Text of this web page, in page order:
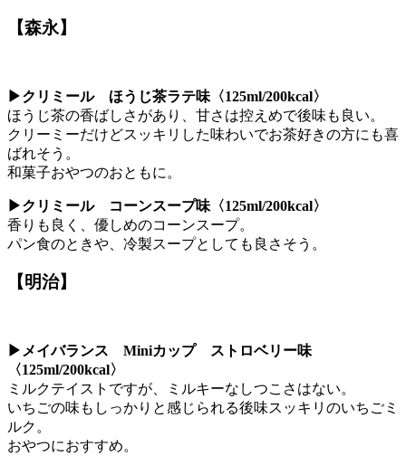
【森永】
▶クリミール ほうじ茶ラテ味〈125ml/200kcal〉
ほうじ茶の香ばしさがあり、甘さは控えめで後味も良い。
クリーミーだけどスッキリした味わいでお茶好きの方にも喜
ばれそう。
和菓子おやつのおともに。
▶クリミール コーンスープ味〈125ml/200kcal〉
香りも良く、優しめのコーンスープ。
パン食のときや、冷製スープとしても良さそう。
【明治】
▶メイバランス Miniカップ ストロベリー味
〈125ml/200kcal〉
ミルクテイストですが、ミルキーなしつこさはない。
いちごの味もしっかりと感じられる後味スッキリのいちごミ
ルク。
おやつにおすすめ。